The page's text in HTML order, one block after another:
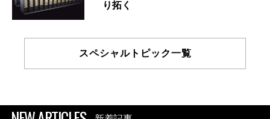
り拓く
スペシャルトピック一覧